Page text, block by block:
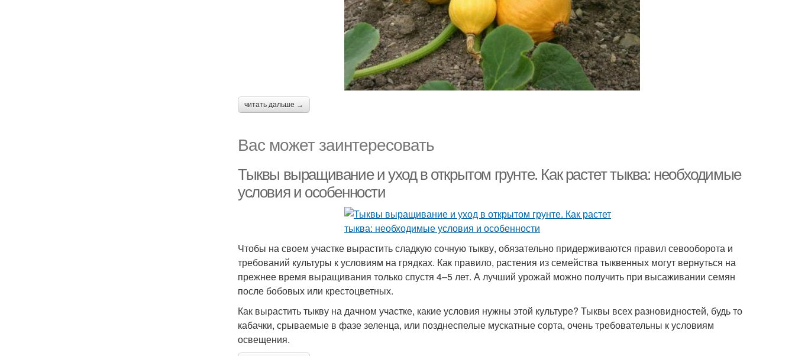
читать дальше →
Вас может заинтересовать
Тыквы выращивание и уход в открытом грунте. Как растет тыква: необходимые
условия и особенности
Чтобы на своем участке вырастить сладкую сочную тыкву, обязательно придерживаются правил севооборота и
требований культуры к условиям на грядках. Как правило, растения из семейства тыквенных могут вернуться на
прежнее время выращивания только спустя 4–5 лет. А лучший урожай можно получить при высаживании семян
после бобовых или крестоцветных.
Как вырастить тыкву на дачном участке, какие условия нужны этой культуре? Тыквы всех разновидностей, будь то
кабачки, срываемые в фазе зеленца, или позднеспелые мускатные сорта, очень требовательны к условиям
освещения.